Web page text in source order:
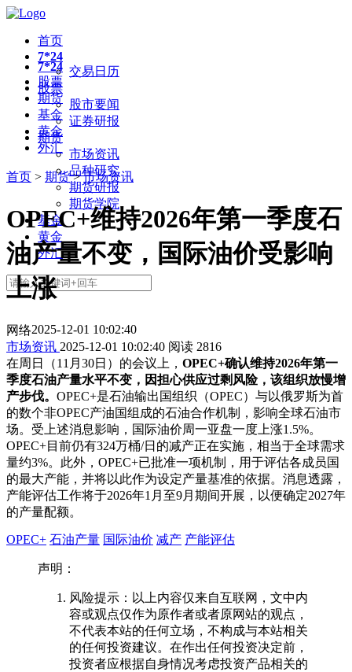
首页
7*24
交易日历
股票
股市要闻
证券研报
期货
市场资讯
品种研究
期货研报
期货学院
基金
黄金
外汇
7*24
股票
期货
基金
黄金
外汇
首页 > 期货>市场资讯
OPEC+维持2026年第一季度石
油产量不变，国际油价受影响
上涨
网络2025-12-01 10:02:40
市场资讯 2025-12-01 10:02:40 阅读 2816
在周日（11月30日）的会议上， OPEC+确认维持2026年第一
季度石油产量水平不变，因担心供应过剩风险，该组织放慢增
产步伐。 OPEC+是石油输出国组织（OPEC）与以俄罗斯为首
的数个非OPEC产油国组成的石油合作机制，影响全球石油市
场。受上述消息影响，国际油价周一亚盘一度上涨1.5%。
OPEC+目前仍有324万桶/日的减产正在实施，相当于全球需求
量约3%。此外，OPEC+已批准一项机制，用于评估各成员国
的最大产能，并将以此作为设定产量基准的依据。消息透露，
产能评估工作将于2026年1月至9月期间开展，以便确定2027年
的产量配额。
OPEC+ 石油产量 国际油价 减产 产能评估
声明：
风险提示：以上内容仅来自互联网，文中内
容或观点仅作为原作者或者原网站的观点，
不代表本站的任何立场，不构成与本站相关
的任何投资建议。在作出任何投资决定前，
投资者应根据自身情况考虑投资产品相关的